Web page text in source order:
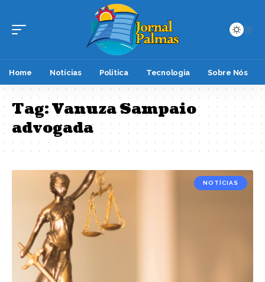
Home Notícias Política Tecnologia Sobre Nós
Tag:Vanuza Sampaio
advogada
NOTÍCIAS